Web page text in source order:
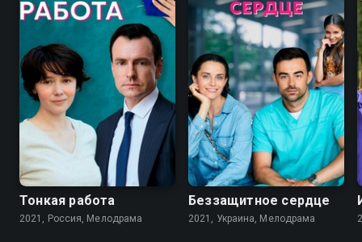
7.2
Тонкая работа
2021, Россия, Мелодрама
7.2
Беззащитное сердце
2021, Украина, Мелодрама